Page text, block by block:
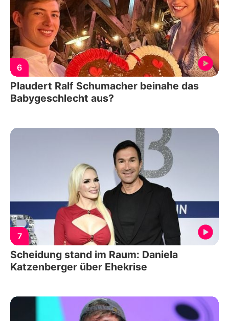
6
Plaudert Ralf Schumacher beinahe das
Babygeschlecht aus?
7
Scheidung stand im Raum: Daniela
Katzenberger über Ehekrise